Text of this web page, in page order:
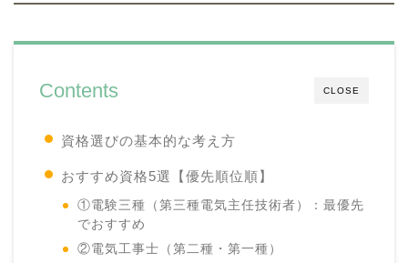
CLOSE
Contents
資格選びの基本的な考え方
おすすめ資格5選【優先順位順】
①電験三種（第三種電気主任技術者）：最優先
でおすすめ
②電気工事士（第二種・第一種）